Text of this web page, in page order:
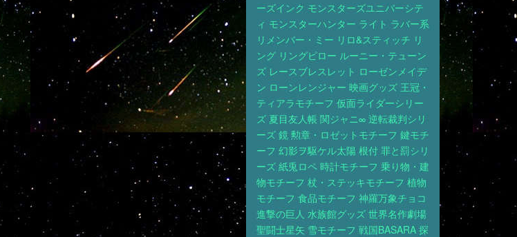
ーズインク モンスターズユニバーシテ
ィ モンスターハンター ライト ラバー系
リメンバー・ミー リロ&スティッチ リ
ング リングピロー ルーニー・テューン
ズ レースブレスレット ローゼンメイデ
ン ローンレンジャー 映画グッズ 王冠・
ティアラモチーフ 仮面ライダーシリー
ズ 夏目友人帳 関ジャニ∞ 逆転裁判シリ
ーズ 鏡 勲章・ロゼットモチーフ 鍵モチ
ーフ 幻影ヲ駆ケル太陽 根付 罪と罰シリ
ーズ 紙兎ロペ 時計モチーフ 乗り物・建
物モチーフ 杖・ステッキモチーフ 植物
モチーフ 食品モチーフ 神羅万象チョコ
進撃の巨人 水族館グッズ 世界名作劇場
聖闘士星矢 雪モチーフ 戦国BASARA 探